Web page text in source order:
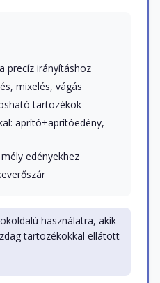
precíz irányításhoz
mixelés, vágás
tartozékok
aprító+aprítóedény,
edényekhez
használatra, akik
tartozékokkal ellátott